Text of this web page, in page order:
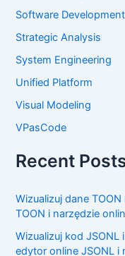
Software Development
Strategic Analysis
System Engineering
Unified Platform
Visual Modeling
VPasCode
Recent
Wizualizuj dane
TOON i narzędzie
Wizualizuj kod
edytor online JSONL